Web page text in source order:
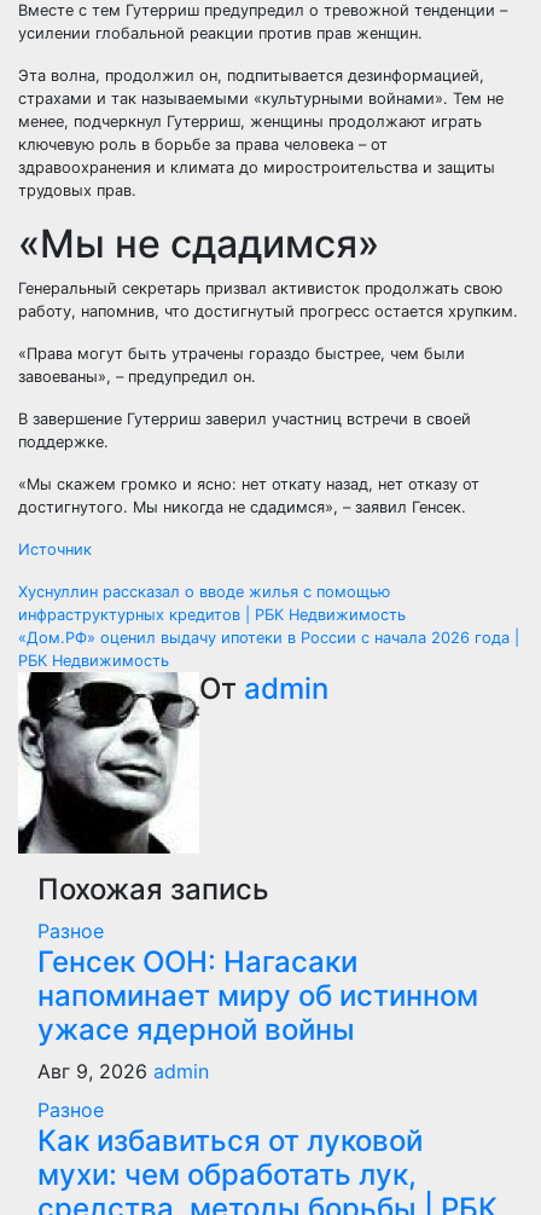
Вместе с тем Гутерриш предупредил о тревожной тенденции –
усилении глобальной реакции против прав женщин.
Эта волна, продолжил он, подпитывается дезинформацией,
страхами и так называемыми «культурными войнами». Тем не
менее, подчеркнул Гутерриш, женщины продолжают играть
ключевую роль в борьбе за права человека – от
здравоохранения и климата до миростроительства и защиты
трудовых прав.
«Мы не сдадимся»
Генеральный секретарь призвал активисток продолжать свою
работу, напомнив, что достигнутый прогресс остается хрупким.
«Права могут быть утрачены гораздо быстрее, чем были
завоеваны», – предупредил он.
В завершение Гутерриш заверил участниц встречи в своей
поддержке.
«Мы скажем громко и ясно: нет откату назад, нет отказу от
достигнутого. Мы никогда не сдадимся», – заявил Генсек.
Источник
Навигация
по
записям
Хуснуллин рассказал о вводе жилья с помощью
инфраструктурных кредитов | РБК Недвижимость
«Дом.РФ» оценил выдачу ипотеки в России с начала 2026 года |
РБК Недвижимость
От admin
Похожая запись
Разное
Генсек ООН: Нагасаки
напоминает миру об истинном
ужасе ядерной войны
Авг 9, 2026 admin
Разное
Как избавиться от луковой
мухи: чем обработать лук,